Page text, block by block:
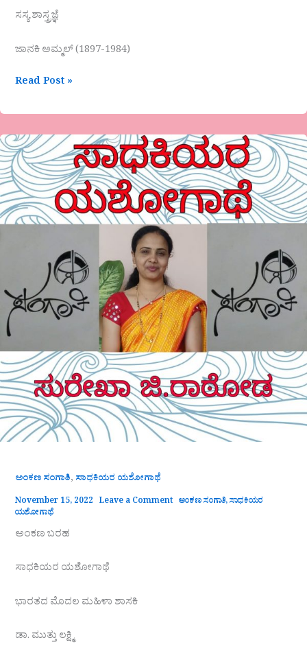
ಸಸ್ಯ ಶಾಸ್ತ್ರಜ್ಞೆ
ಜಾನಕಿ ಅಮ್ಮಲ್ (1897-1984)
Read Post »
ಅಂಕಣ ಸಂಗಾತಿ, ಸಾಧಕಿಯರ ಯಶೋಗಾಥೆ
November 15, 2022 Leave a Comment ಅಂಕಣ ಸಂಗಾತಿ,ಸಾಧಕಿಯರ
ಯಶೋಗಾಥೆ
ಅಂಕಣ ಬರಹ
ಸಾಧಕಿಯರ ಯಶೋಗಾಥೆ
ಭಾರತದ ಮೊದಲ ಮಹಿಳಾ ಶಾಸಕಿ
ಡಾ. ಮುತ್ತು ಲಕ್ಷ್ಮಿ